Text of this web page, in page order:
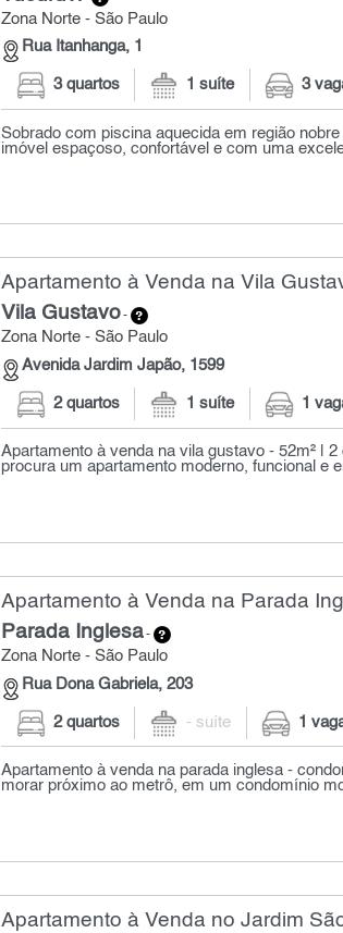
Zona Norte - São Paulo
Rua Itanhanga, 1
3 quartos 1 suíte 3
Sobrado com piscina aquecida em região
imóvel espaçoso, confortável e com uma
Apartamento à Venda na Vila
Vila Gustavo-
Zona Norte - São Paulo
Avenida Jardim Japão, 1599
2 quartos 1 suíte 1
Apartamento à venda na vila gustavo - 52m² |
procura um apartamento moderno, funcional e
Apartamento à Venda na Parada
Parada Inglesa-
Zona Norte - São Paulo
Rua Dona Gabriela, 203
2 quartos - suíte 1
Apartamento à venda na parada inglesa -
morar próximo ao metrô, em um condomínio
Apartamento à Venda no Jardim